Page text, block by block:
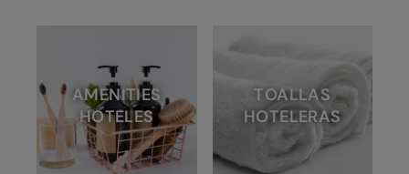
AMENITIES
HOTELES
TOALLAS
HOTELERAS